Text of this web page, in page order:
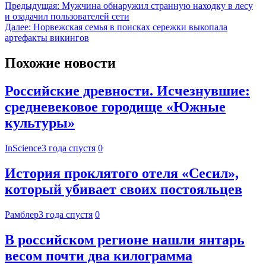
Предыдущая: Мужчина обнаружил странную находку в лесу
и озадачил пользователей сети
Далее: Норвежская семья в поисках сережки выкопала
артефакты викингов
Похожие новости
Российские древности. Исчезнувшие:
средневековое городище «Южные
культуры»
InScience3 года спустя 0
История проклятого отеля «Сесил»,
который убивает своих постояльцев
Рамблер3 года спустя 0
В российском регионе нашли янтарь
весом почти два килограмма